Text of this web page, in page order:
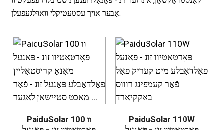
אָבער אויך עסטעטיקלי וואוילגעפעלן.
PaiduSolar 100 וו
PaiduSolar 110W